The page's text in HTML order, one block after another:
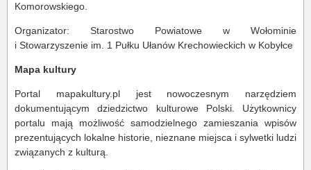
Komorowskiego.
Organizator: Starostwo Powiatowe w Wołominie
i Stowarzyszenie im. 1 Pułku Ułanów Krechowieckich w Kobyłce
Mapa kultury
Portal mapakultury.pl jest nowoczesnym narzędziem
dokumentującym dziedzictwo kulturowe Polski. Użytkownicy
portalu mają możliwość samodzielnego zamieszania wpisów
prezentujących lokalne historie, nieznane miejsca i sylwetki ludzi
związanych z kulturą.